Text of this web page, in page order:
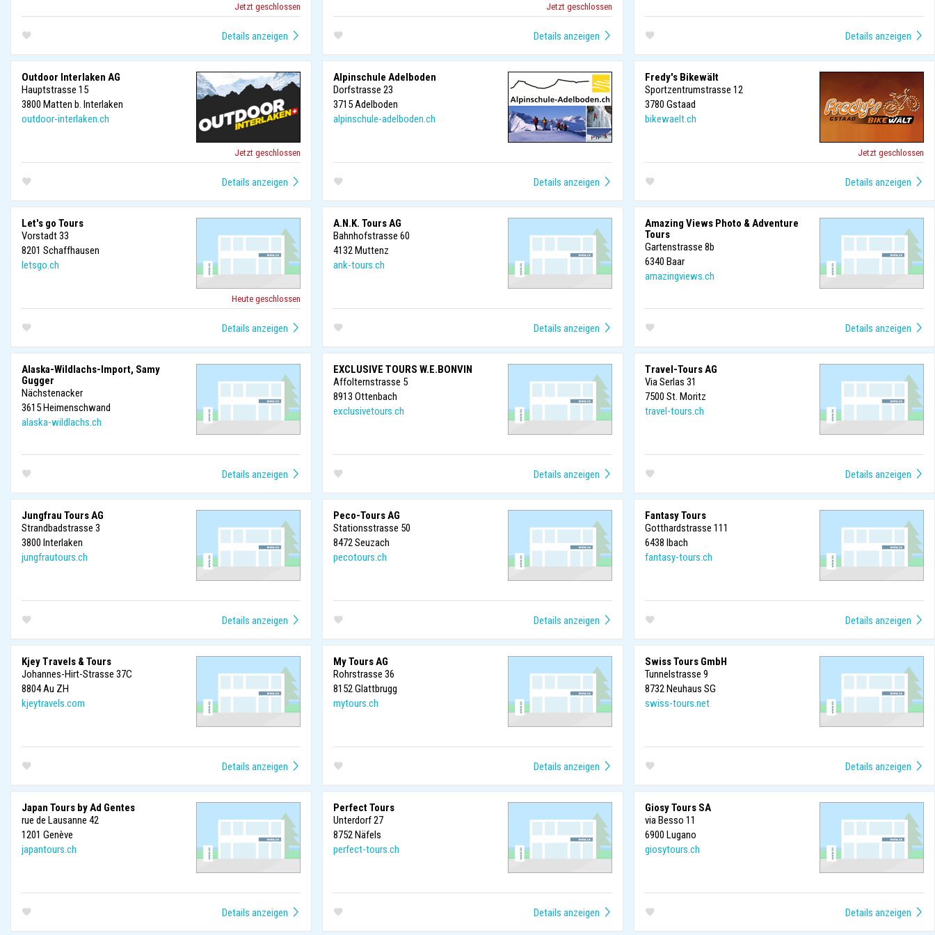
Jetzt geschlossen Jetzt geschlossen
Outdoor Interlaken AG
Hauptstrasse 15
3800 Matten b. Interlaken
outdoor-interlaken.ch
Jetzt geschlossen
Alpinschule Adelboden
Dorfstrasse 23
3715Adelboden
alpinschule-adelboden.ch
Fredy's Bikewält
Sportzentrumstrasse 12
3780 Gstaad
bikewaelt.ch
Jetzt geschlossen
Let's go Tours
Vorstadt 33
8201 Schaffhausen
letsgo.ch
Heute geschlossen
A.N.K. Tours AG
Bahnhofstrasse 60
4132Muttenz
ank-tours.ch
Amazing Views Photo & Adventure
Tours
Gartenstrasse 8b
6340 Baar
amazingviews.ch
Alaska-Wildlachs-Import, Samy
Gugger
Nächstenacker
3615Heimenschwand
alaska-wildlachs.ch
EXCLUSIVE TOURS W.E.BONVIN
Affolternstrasse 5
8913 Ottenbach
exclusivetours.ch
Travel-Tours AG
Via Serlas 31
7500 St. Moritz
travel-tours.ch
Jungfrau Tours AG
Strandbadstrasse 3
3800 Interlaken
jungfrautours.ch
Peco-Tours AG
Stationsstrasse 50
8472Seuzach
pecotours.ch
Fantasy Tours
Gotthardstrasse 111
6438 Ibach
fantasy-tours.ch
Kjey Travels & Tours
Johannes-Hirt-Strasse 37C
8804Au ZH
kjeytravels.com
My Tours AG
Rohrstrasse 36
8152Glattbrugg
mytours.ch
Swiss Tours GmbH
Tunnelstrasse 9
8732Neuhaus SG
swiss-tours.net
Japan Tours by Ad Gentes
rue de Lausanne 42
1201 Genève
japantours.ch
Perfect Tours
Unterdorf 27
8752Näfels
perfect-tours.ch
Giosy Tours SA
via Besso 11
6900 Lugano
giosytours.ch